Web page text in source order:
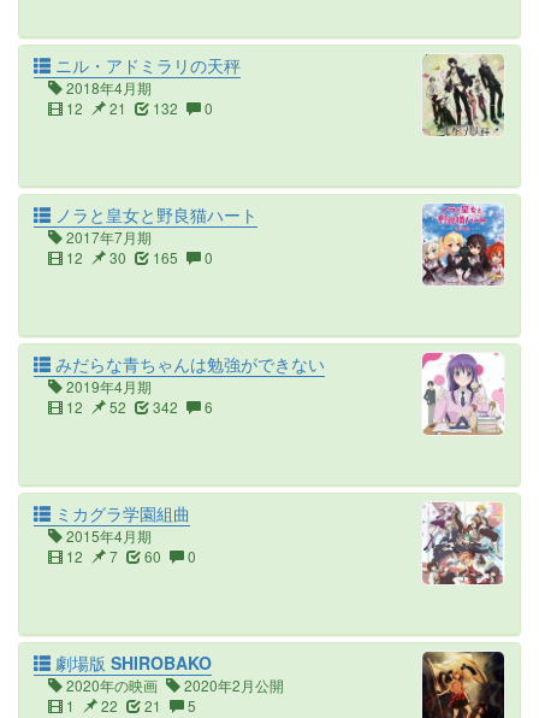
ニル・アドミラリの天秤
2018年4月期
12
21 132 0
ノラと皇女と野良猫ハート
2017年7月期
12
30 165 0
みだらな青ちゃんは勉強ができない
2019年4月期
12
52 342 6
ミカグラ学園組曲
2015年4月期
12
7 60 0
劇場版 SHIROBAKO
2020年の映画
2020年2月公開
1
22 21 5